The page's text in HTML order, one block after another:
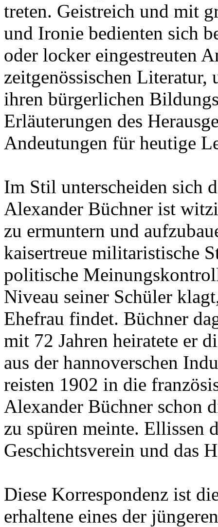
treten. Geistreich und mit
und Ironie bedienten sich
oder locker eingestreuten
zeitgenössischen
ihren bürgerlichen
Erläuterungen des
Andeutungen für heutige
Im Stil unterscheiden sich
Alexander Büchner ist
zu ermuntern und
kaisertreue militaristische
politische
Niveau seiner Schüler
Ehefrau findet. Büchner
mit 72 Jahren heiratete er
aus der hannoverschen
reisten 1902 in die
Alexander Büchner schon
zu spüren meinte. Ellissen
Geschichtsverein und das
Diese Korrespondenz ist
erhaltene eines der